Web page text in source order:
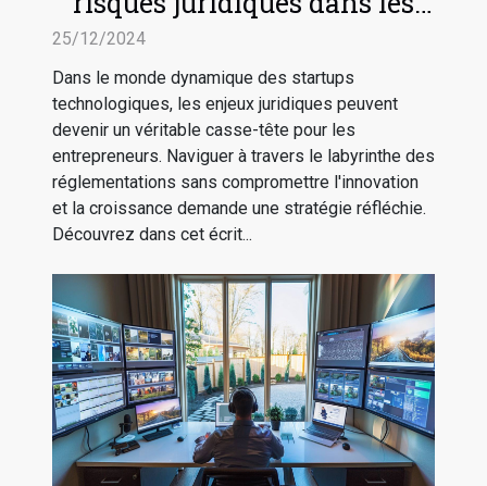
startups technologiques
25/12/2024
Dans le monde dynamique des startups
technologiques, les enjeux juridiques peuvent
devenir un véritable casse-tête pour les
entrepreneurs. Naviguer à travers le labyrinthe des
réglementations sans compromettre l'innovation
et la croissance demande une stratégie réfléchie.
Découvrez dans cet écrit...